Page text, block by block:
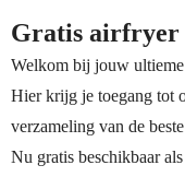
Gratis airfryer
Welkom bij jouw
Hier krijg je toegang tot
verzameling van de
Nu gratis beschikbaar